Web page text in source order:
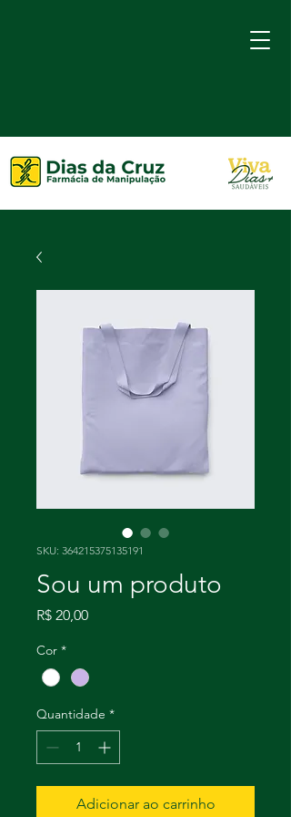
SKU: 364215375135191
Sou um produto
R$ 20,00Preço
Cor *
Quantidade *
Adicionar ao carrinho